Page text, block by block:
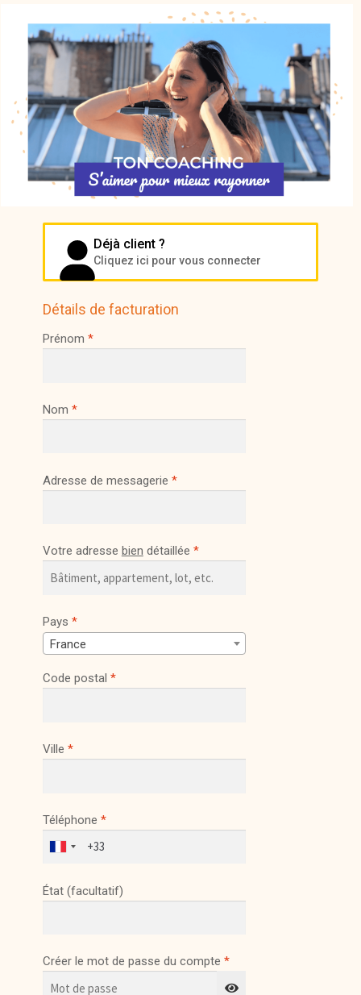
Déjà client ?
Cliquez ici pour vous connecter
Détails de facturation
Prénom *
Nom *
Adresse de messagerie *
Votre adresse bien détaillée *
Pays *
France
Code postal *
Ville *
Téléphone *
État (facultatif)
Créer le mot de passe du compte *